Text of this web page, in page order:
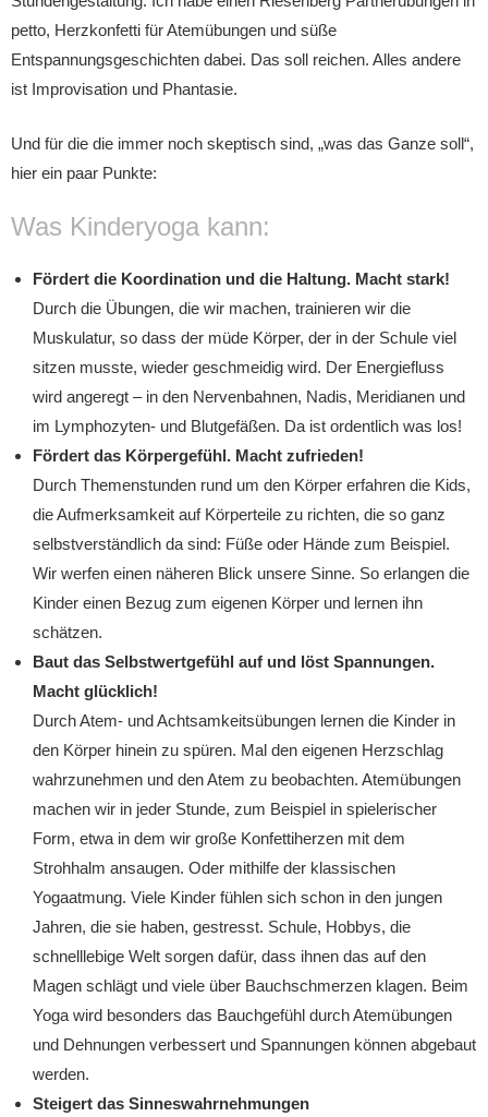
petto, Herzkonfetti für Atemübungen und süße
Entspannungsgeschichten dabei. Das soll reichen. Alles andere
ist Improvisation und Phantasie.
Und für die die immer noch skeptisch sind, „was das Ganze soll“,
hier ein paar Punkte:
Was Kinderyoga kann:
Fördert die Koordination und die Haltung. Macht stark!
Durch die Übungen, die wir machen, trainieren wir die
Muskulatur, so dass der müde Körper, der in der Schule viel
sitzen musste, wieder geschmeidig wird. Der Energiefluss
wird angeregt – in den Nervenbahnen, Nadis, Meridianen und
im Lymphozyten- und Blutgefäßen. Da ist ordentlich was los!
Fördert das Körpergefühl. Macht zufrieden!
Durch Themenstunden rund um den Körper erfahren die Kids,
die Aufmerksamkeit auf Körperteile zu richten, die so ganz
selbstverständlich da sind: Füße oder Hände zum Beispiel.
Wir werfen einen näheren Blick unsere Sinne. So erlangen die
Kinder einen Bezug zum eigenen Körper und lernen ihn
schätzen.
Baut das Selbstwertgefühl auf und löst Spannungen.
Macht glücklich!
Durch Atem- und Achtsamkeitsübungen lernen die Kinder in
den Körper hinein zu spüren. Mal den eigenen Herzschlag
wahrzunehmen und den Atem zu beobachten. Atemübungen
machen wir in jeder Stunde, zum Beispiel in spielerischer
Form, etwa in dem wir große Konfettiherzen mit dem
Strohhalm ansaugen. Oder mithilfe der klassischen
Yogaatmung. Viele Kinder fühlen sich schon in den jungen
Jahren, die sie haben, gestresst. Schule, Hobbys, die
schnelllebige Welt sorgen dafür, dass ihnen das auf den
Magen schlägt und viele über Bauchschmerzen klagen. Beim
Yoga wird besonders das Bauchgefühl durch Atemübungen
und Dehnungen verbessert und Spannungen können abgebaut
werden.
Steigert das Sinneswahrnehmungen